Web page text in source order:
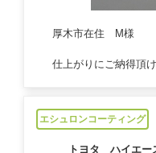
厚木市在住 M様
仕上がりにご納得頂
エシュロンコーティング
トヨタ ハイエ